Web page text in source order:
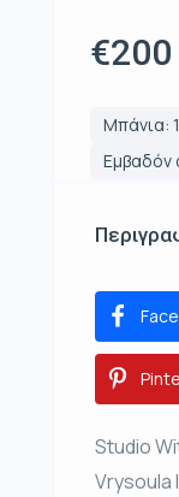
€200
Μπάνια: 1
Εμβαδόν
Studio
Vrysoula